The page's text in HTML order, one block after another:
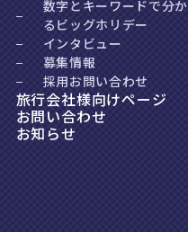
数字とキーワードで分か
るビッグホリデー
インタビュー
募集情報
採用お問い合わせ
旅行会社様向けページ
お問い合わせ
お知らせ